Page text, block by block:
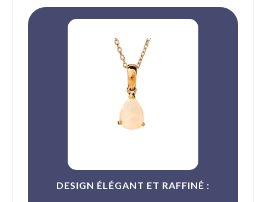
DESIGN ÉLÉGANT ET RAFFINÉ :